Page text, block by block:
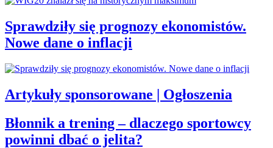
Sprawdziły się prognozy ekonomistów.
Nowe dane o inflacji
Artykuły sponsorowane | Ogłoszenia
Błonnik a trening – dlaczego sportowcy
powinni dbać o jelita?